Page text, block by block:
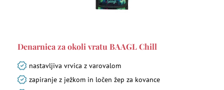
Denarnica za okoli vratu BAAGL Chill
nastavljiva vrvica z varovalom
zapiranje z ježkom in ločen žep za kovance